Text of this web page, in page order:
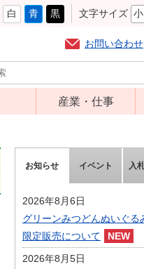
白 青 黒 文字サイズ 小
お問い合わせ
産業・仕事
就労支援
農林業振興
届出・証明・法
令・規制
お知らせ イベント 入
2026年8月6日
グリーンみつどんぬいぐる
限定販売について
2026年8月5日